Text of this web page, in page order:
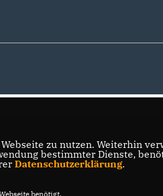
zu nutzen. Weiterhin
bestimmter Dienste,
Datenschutzerklärung.
benötigt.